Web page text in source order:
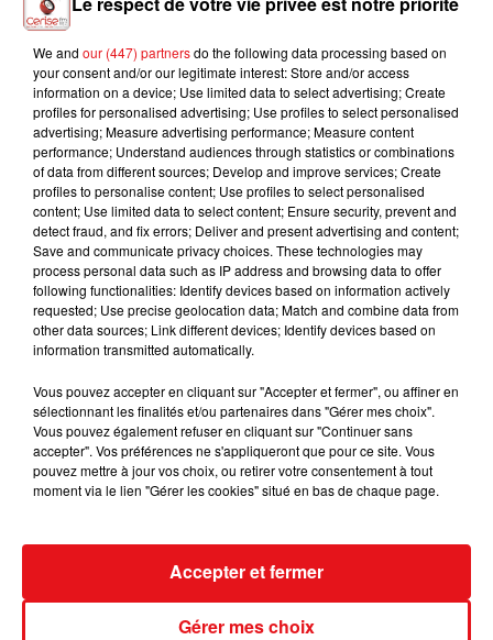
AVENTURA
Obsesion
CARLA BRUNI
Quelqu'un M'a Dit
(doumëa Remix)
Soiree Mondaine
L'HOROSCOPE
Bélier Taureau Gémeaux
Lion
We and our (447) partnersdo the following data processing based on
your consent and/or our legitimate interest: Store and/or access
information on a device; Use limited data to select advertising; Create
profiles for personalised advertising; Use profiles to select personalised
advertising; Measure advertising performance; Measure content
performance; Understand audiences through statistics or combinations
of data from different sources; Develop and improve services; Create
profiles to personalise content; Use profiles to select personalised
content; Use limited data to select content; Ensure security, prevent and
detect fraud, and fix errors; Deliver and present advertising and content;
Save and communicate privacy choices. These technologies may
process personal data such as IP address and browsing data to offer
following functionalities: Identify devices based on information actively
requested; Use precise geolocation data; Match and combine data from
other data sources; Link different devices; Identify devices based on
information transmitted automatically.
Vous pouvez accepter en cliquant sur "Accepter et fermer", ou affiner en
sélectionnant les finalités et/ou partenaires dans "Gérer mes choix".
Vous pouvez également refuser en cliquant sur "Continuer sans
accepter". Vos préférences ne s'appliqueront que pour ce site. Vous
pouvez mettre à jour vos choix, ou retirer votre consentement à tout
moment via le lien "Gérer les cookies" situé en bas de chaque page.
Gérer mes choix
Accepter et fermer